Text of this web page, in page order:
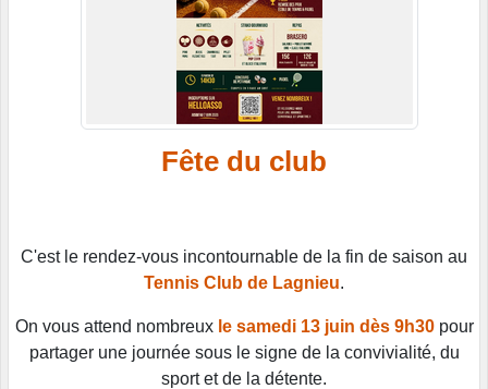
Fête du club
C'est le rendez-vous incontournable de la fin de saison au
Tennis Club de Lagnieu.
On vous attend nombreux le samedi 13 juin dès 9h30pour
partager une journée sous le signe de la convivialité, du
sport et de la détente.